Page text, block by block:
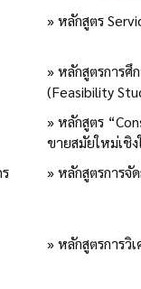
» หลักสูตร
» หลักสูตรการศึ
(Feasibility
» หลักสูตร
ขายสมัยใหม่เชิ
» หลักสูตรการจั
» หลักสูตรการวิ